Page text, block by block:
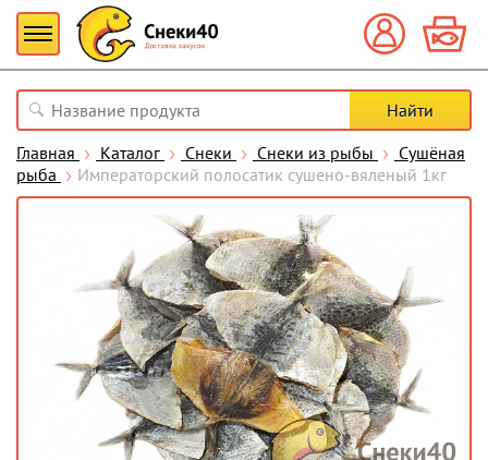
Главная Каталог Снеки Снеки из рыбы
Сушёная
рыба
Императорский полосатик сушено-вяленый 1кг